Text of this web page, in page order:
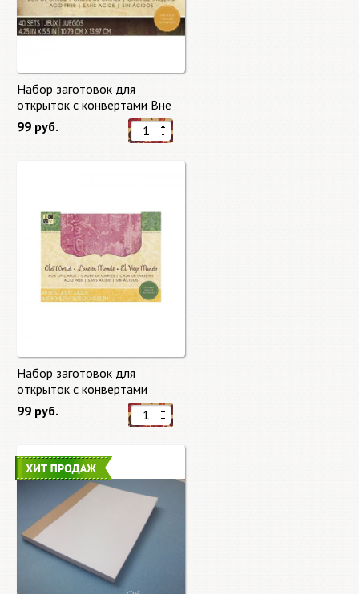
Набор заготовок для
открыток с конвертами Вне
времени (Timeless) от DCWV
99 руб.
Набор заготовок для
открыток с конвертами
Старый мир (Old World) от
DCWV
99 руб.